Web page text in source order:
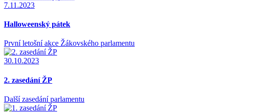
7.11.2023
Halloweenský pátek
První letošní akce Žákovského parlamentu
30.10.2023
2. zasedání ŽP
Další zasedání parlamentu